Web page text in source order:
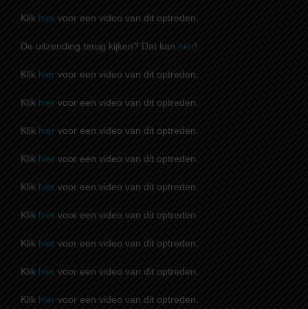
Klik hier voor een video van dit optreden.
De uitzending terug kijken? Dat kan hier!
Klik hier voor een video van dit optreden.
Klik hier voor een video van dit optreden.
Klik hier voor een video van dit optreden.
Klik hier voor een video van dit optreden.
Klik hier voor een video van dit optreden.
Klik hier voor een video van dit optreden.
Klik hier voor een video van dit optreden.
Klik hier voor een video van dit optreden.
Klik hier voor een video van dit optreden.